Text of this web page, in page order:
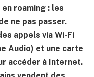
en roaming : les
ne pas passer.
appels via Wi-Fi
Audio) et une carte
accéder à Internet.